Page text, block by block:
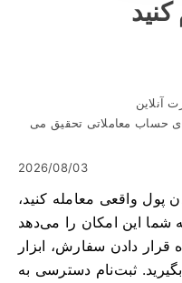
آنلاین
حساب معاملاتی تحقیق می
2026/08/03
پول واقعی معامله کنید،
شما این امکان را می‌دهد
قرار دادن سفارش، ابزار
ثبت‌نام دسترسی به